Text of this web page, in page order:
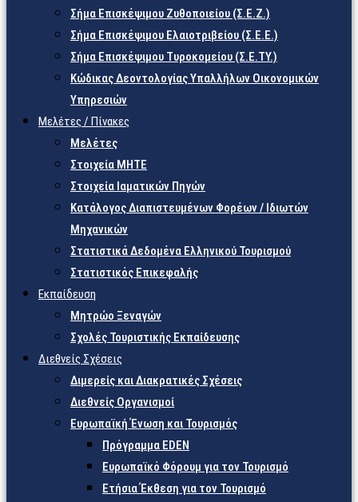
Σήμα Επισκέψιμου Ζυθοποιείου (Σ.Ε.Ζ.)
Σήμα Επισκέψιμου Ελαιοτριβείου (Σ.Ε.Ε.)
Σήμα Επισκέψιμου Τυροκομείου (Σ.Ε.TY.)
Κώδικας Δεοντολογίας Υπαλλήλων Οικονομικών
Υπηρεσιών
Μελέτες / Πίνακες
Μελέτες
Στοιχεία ΜΗΤΕ
Στοιχεία Ιαματικών Πηγών
Κατάλογος Διαπιστευμένων Φορέων / Ιδιωτών
Μηχανικών
Στατιστικά Δεδομένα Ελληνικού Τουρισμού
Στατιστικός Επικεφαλής
Εκπαίδευση
Μητρώο Ξεναγών
Σχολές Τουριστικής Εκπαίδευσης
Διεθνείς Σχέσεις
Διμερείς και Διακρατικές Σχέσεις
Διεθνείς Οργανισμοί
Ευρωπαϊκή Ένωση και Τουρισμός
Πρόγραμμα EDEN
Ευρωπαϊκό Φόρουμ για τον Τουρισμό
Ετήσια Έκθεση για τον Τουρισμό